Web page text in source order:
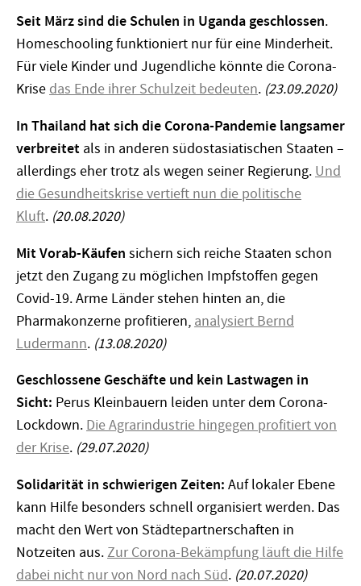
Seit März sind die Schulen in Uganda geschlossen.
Homeschooling funktioniert nur für eine Minderheit.
Für viele Kinder und Jugendliche könnte die Corona-
Krise das Ende ihrer Schulzeit bedeuten. (23.09.2020)
In Thailand hat sich die Corona-Pandemie langsamer
verbreitet als in anderen südostasiatischen Staaten –
allerdings eher trotz als wegen seiner Regierung. Und
die Gesundheitskrise vertieft nun die politische
Kluft. (20.08.2020)
Mit Vorab-Käufen sichern sich reiche Staaten schon
jetzt den Zugang zu möglichen Impfstoffen gegen
Covid-19. Arme Länder stehen hinten an, die
Pharmakonzerne profitieren, analysiert Bernd
Ludermann. (13.08.2020)
Geschlossene Geschäfte und kein Lastwagen in
Sicht: Perus Kleinbauern leiden unter dem Corona-
Lockdown. Die Agrarindustrie hingegen profitiert von
der Krise. (29.07.2020)
Solidarität in schwierigen Zeiten: Auf lokaler Ebene
kann Hilfe besonders schnell organisiert werden. Das
macht den Wert von Städtepartnerschaften in
Notzeiten aus. Zur Corona-Bekämpfung läuft die Hilfe
dabei nicht nur von Nord nach Süd. (20.07.2020)